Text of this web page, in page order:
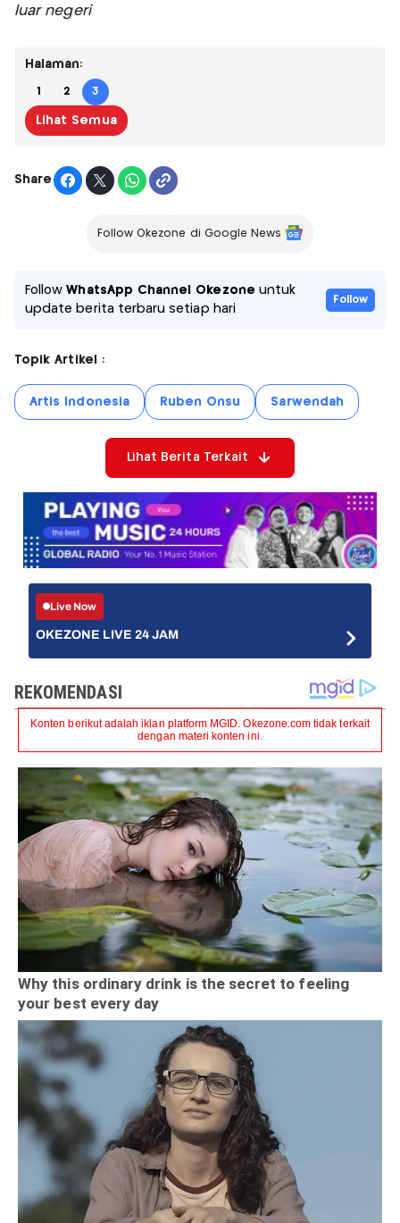
luar negeri
Halaman:
1 2 3
Lihat Semua
Share
Follow Okezone di Google News
FollowWhatsApp Channel Okezone untuk
update berita terbaru setiap hari
Follow
Topik Artikel :
Artis Indonesia Ruben Onsu Sarwendah
Lihat Berita Terkait
Live Now
OKEZONE LIVE 24 JAM